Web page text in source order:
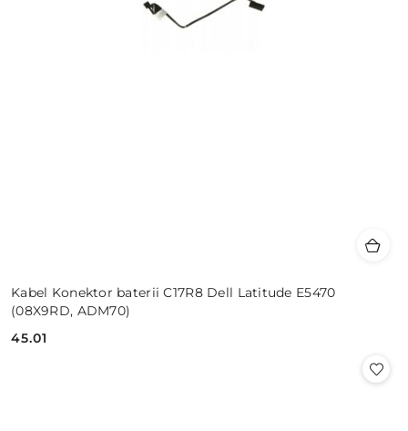
Kabel Konektor baterii C17R8 Dell Latitude E5470
(08X9RD, ADM70)
Cena:
45.01